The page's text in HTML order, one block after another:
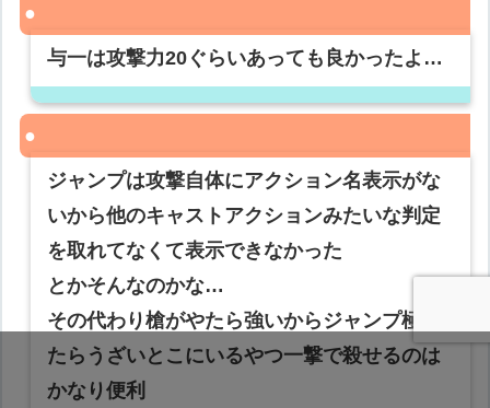
与一は攻撃力20ぐらいあっても良かったよ…
ジャンプは攻撃自体にアクション名表示がな
いから他のキャストアクションみたいな判定
を取れてなくて表示できなかった
とかそんなのかな…
その代わり槍がやたら強いからジャンプ極め
たらうざいとこにいるやつ一撃で殺せるのは
かなり便利